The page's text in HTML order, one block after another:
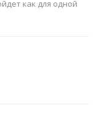
как для одной